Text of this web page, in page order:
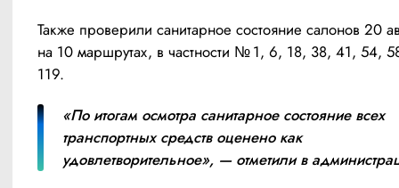
Также проверили санитарное состояние салонов 20
на 10 маршрутах, в частности № 1, 6, 18, 38, 41, 54,
119.
«По итогам осмотра санитарное состояние всех
транспортных средств оценено как
удовлетворительное», — отметили в